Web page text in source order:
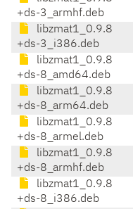
+ds-3_armhf.deb
libzmat1_0.9.8
+ds-3_i386.deb
libzmat1_0.9.8
+ds-8_amd64.deb
libzmat1_0.9.8
+ds-8_arm64.deb
libzmat1_0.9.8
+ds-8_armel.deb
libzmat1_0.9.8
+ds-8_armhf.deb
libzmat1_0.9.8
+ds-8_i386.deb